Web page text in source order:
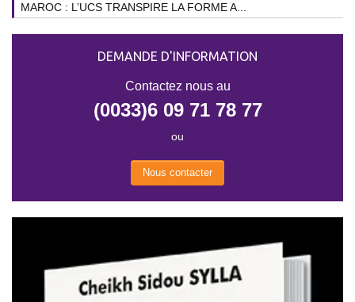
MAROC : L’UCS TRANSPIRE LA FORME A...
DEMANDE D'INFORMATION
Contactez nous au
(0033)6 09 71 78 77
ou
Nous contacter